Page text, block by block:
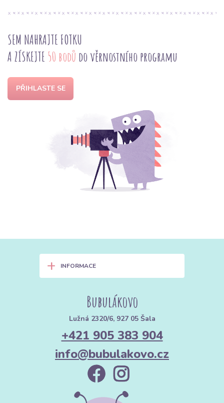
SEM NAHRAJTE FOTKU
A ZÍSKEJTE 50 bodů do věrnostního programu
PŘIHLASTE SE
+ INFORMACE
Bubulákovo
Lužná 2320/6, 927 05 Šala
+421 905 383 904
info@bubulakovo.cz